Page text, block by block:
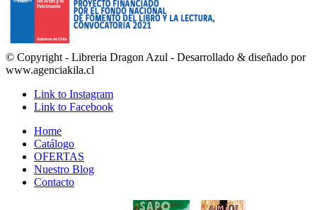
© Copyright - Libreria Dragon Azul - Desarrollado & diseñado por
www.agenciakila.cl
Link to Instagram
Link to Facebook
Home
Catálogo
OFERTAS
Nuestro Blog
Contacto